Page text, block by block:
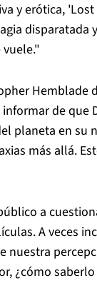
y erótica,
disparatada
Hemblade
de que
planeta en su
más allá.
a
A veces
nuestra
¿cómo